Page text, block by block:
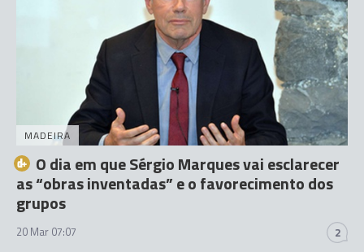
MADEIRA
O dia em que Sérgio Marques vai esclarecer
as “obras inventadas” e o favorecimento dos
grupos
20 Mar 07:07 2